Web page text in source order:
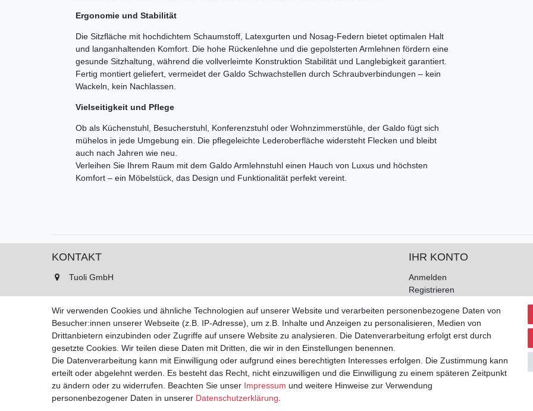
Ergonomie und Stabilität
Die Sitzfläche mit hochdichtem Schaumstoff, Latexgurten und Nosag-Federn bietet optimalen Halt
und langanhaltenden Komfort. Die hohe Rückenlehne und die gepolsterten Armlehnen fördern eine
gesunde Sitzhaltung, während die vollverleimte Konstruktion Stabilität und Langlebigkeit garantiert.
Fertig montiert geliefert, vermeidet der Galdo Schwachstellen durch Schraubverbindungen – kein
Wackeln, kein Nachlassen.
Vielseitigkeit und Pflege
Ob als Küchenstuhl, Besucherstuhl, Konferenzstuhl oder Wohnzimmerstühle, der Galdo fügt sich
mühelos in jede Umgebung ein. Die pflegeleichte Lederoberfläche widersteht Flecken und bleibt
auch nach Jahren wie neu.
Verleihen Sie Ihrem Raum mit dem Galdo Armlehnstuhl einen Hauch von Luxus und höchsten
Komfort – ein Möbelstück, das Design und Funktionalität perfekt vereint.
KONTAKT
Tuoli GmbH
47228 Duisburg
Tel.: 02065 893450
Fax: 02065 893452
Montag - Freitag, 11:00 - 16:00 Uhr
Samstags nach Vereinbarung!
IHR KONTO
Anmelden
Registrieren
Wir verwenden Cookies und ähnliche Technologien auf unserer Website und verarbeiten personenbezogene Daten von
Besucher:innen unserer Webseite (z.B. IP-Adresse), um z.B. Inhalte und Anzeigen zu personalisieren, Medien von
Drittanbietern einzubinden oder Zugriffe auf unsere Website zu analysieren. Die Datenverarbeitung erfolgt erst durch
gesetzte Cookies. Wir teilen diese Daten mit Dritten, die wir in den Einstellungen benennen.
Die Datenverarbeitung kann mit Einwilligung oder aufgrund eines berechtigten Interesses erfolgen. Die Zustimmung kann
erteilt oder abgelehnt werden. Es besteht das Recht, nicht einzuwilligen und die Einwilligung zu einem späteren Zeitpunkt
zu ändern oder zu widerrufen. Beachten Sie unser Impressum und weitere Hinweise zur Verwendung
personenbezogener Daten in unserer Daten­schutz­erklärung